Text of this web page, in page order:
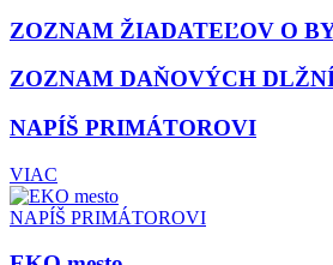
ZOZNAM ŽIADATEĽOV O
ZOZNAM DAŇOVÝCH
NAPÍŠ PRIMÁTOROVI
VIAC
NAPÍŠ PRIMÁTOROVI